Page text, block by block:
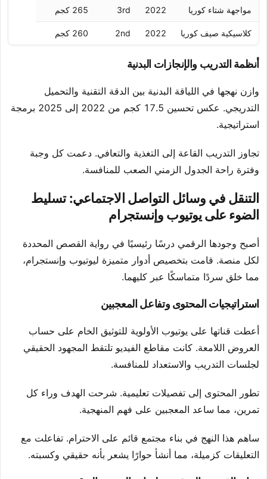
مواجهة شتاء كوريا 2022
3rd 265 كجم
كلاسيكية صيف كوريا 2022
2nd 260 كجم
أنظمة التدريب والإنجازات البدنية
وازن نهجها في اللياقة البدنية بين الدقة التقنية والتحميل
التدريجي. عكس تحسين 17.5 كجم من 2022 إلى 2025 برمجة
استراتيجية.
تجاوز التدريب القاعة إلى التغذية والتعافي. دعمت كل وجبة
وفترة راحة الجدول الزمني الصعب للمنافسة.
التنقل في وسائل التواصل الاجتماعي: تسليط
الضوء على يوتيوب وإنستجرام
أصبح وجودها الرقمي درسًا رئيسيًا في رواية القصص المحددة
لكل منصة. قامت بتخصيص أدوار متميزة ليوتيوب وإنستجرام،
مما خلق سردًا متماسكًا عبر كليهما.
استراتيجيات المحتوى وتفاعل المعجبين
أعطت قناتها على يوتيوب الأولوية للتوثيق الخام على حساب
العروض اللامعة. كانت مقاطع الفيديو تلتقط المجهود الحقيقي
لجلسات التدريب والاستعداد للمنافسة.
تطور المحتوى إلى تفصيلات تعليمية. شرحت الهدف وراء كل
تمرين، مما ساعد المعجبين على فهم المنهجية.
ساهم هذا النهج في بناء مجتمع قائم على الاحترام. تفاعلت مع
التعليقات كزميلة، مما أنشأ حوارًا يشعر بأنه حقيقي وكسبته.